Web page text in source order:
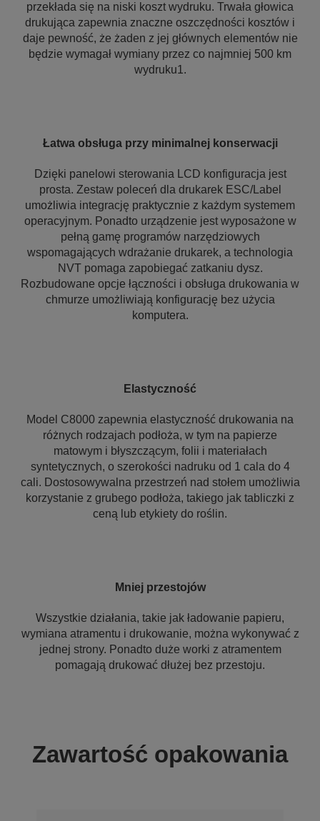
przekłada się na niski koszt wydruku. Trwała głowica
drukująca zapewnia znaczne oszczędności kosztów i
daje pewność, że żaden z jej głównych elementów nie
będzie wymagał wymiany przez co najmniej 500 km
wydruku1.
Łatwa obsługa przy minimalnej konserwacji
Dzięki panelowi sterowania LCD konfiguracja jest
prosta. Zestaw poleceń dla drukarek ESC/Label
umożliwia integrację praktycznie z każdym systemem
operacyjnym. Ponadto urządzenie jest wyposażone w
pełną gamę programów narzędziowych
wspomagających wdrażanie drukarek, a technologia
NVT pomaga zapobiegać zatkaniu dysz.
Rozbudowane opcje łączności i obsługa drukowania w
chmurze umożliwiają konfigurację bez użycia
komputera.
Elastyczność
Model C8000 zapewnia elastyczność drukowania na
różnych rodzajach podłoża, w tym na papierze
matowym i błyszczącym, folii i materiałach
syntetycznych, o szerokości nadruku od 1 cala do 4
cali. Dostosowywalna przestrzeń nad stołem umożliwia
korzystanie z grubego podłoża, takiego jak tabliczki z
ceną lub etykiety do roślin.
Mniej przestojów
Wszystkie działania, takie jak ładowanie papieru,
wymiana atramentu i drukowanie, można wykonywać z
jednej strony. Ponadto duże worki z atramentem
pomagają drukować dłużej bez przestoju.
Zawartość opakowania